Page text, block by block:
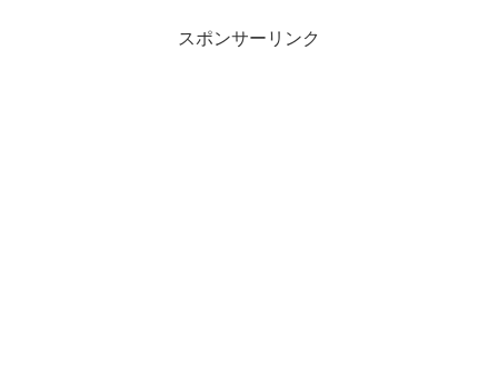
スポンサーリンク